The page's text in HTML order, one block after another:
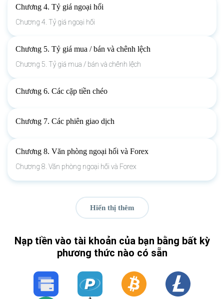
Chương 4. Tỷ giá ngoại hối
Chương 4. Tỷ giá ngoại hối
Chương 5. Tỷ giá mua / bán và chênh lệch
Chương 5. Tỷ giá mua / bán và chênh lệch
Chương 6. Các cặp tiền chéo
Chương 7. Các phiên giao dịch
Chương 8. Văn phòng ngoại hối và Forex
Chương 8. Văn phòng ngoại hối và Forex
Hiển thị thêm
Nạp tiền vào tài khoản của bạn bằng bất kỳ
phương thức nào có sẵn